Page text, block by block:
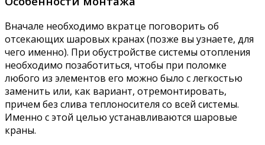
Вначале необходимо вкратце поговорить об
отсекающих шаровых кранах (позже вы узнаете, для
чего именно). При обустройстве системы отопления
необходимо позаботиться, чтобы при поломке
любого из элементов его можно было с легкостью
заменить или, как вариант, отремонтировать,
причем без слива теплоносителя со всей системы.
Именно с этой целью устанавливаются шаровые
краны.